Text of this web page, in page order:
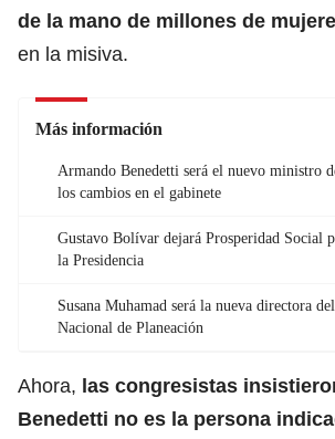
de la mano de millones de
en la misiva.
Más información
Armando Benedetti será el nuevo ministro
los cambios en el gabinete
Gustavo Bolívar dejará Prosperidad Social
la Presidencia
Susana Muhamad será la nueva directora
Nacional de Planeación
Ahora, las congresistas
Benedetti no es la persona